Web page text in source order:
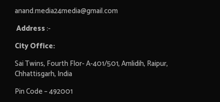
anand.media24media@gmail.com
Address:-
City Office:
Sai Twins, Fourth Flor- A-401/501, Amlidih, Raipur,
Chhattisgarh, India
Pin Code – 492001